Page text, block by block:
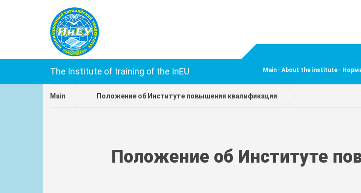
The Institute of training of the InEU Main About the institute
Main Положение об Институте повышения квалификации
Положение об Институте